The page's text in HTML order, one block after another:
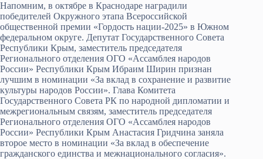
Напомним, в октябре в Краснодаре наградили
победителей Окружного этапа Всероссийской
общественной премии «Гордость нации-2025» в Южном
федеральном округе. Депутат Государственного Совета
Республики Крым, заместитель председателя
Регионального отделения ОГО «Ассамблея народов
России» Республики Крым Ибраим Ширин признан
лучшим в номинации «За вклад в сохранение и развитие
культуры народов России». Глава Комитета
Государственного Совета РК по народной дипломатии и
межрегиональным связям, заместитель председателя
Регионального отделения ОГО «Ассамблея народов
России» Республики Крым Анастасия Гридчина заняла
второе место в номинации «За вклад в обеспечение
гражданского единства и межнационального согласия».